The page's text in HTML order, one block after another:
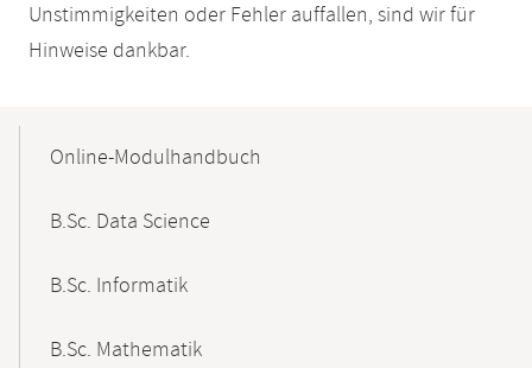
Unstimmigkeiten oder Fehler auffallen, sind wir für
Hinweise dankbar.
NavigationOnline-Modulhandbuch
B.Sc. Data Science
B.Sc. Informatik
B.Sc. Mathematik